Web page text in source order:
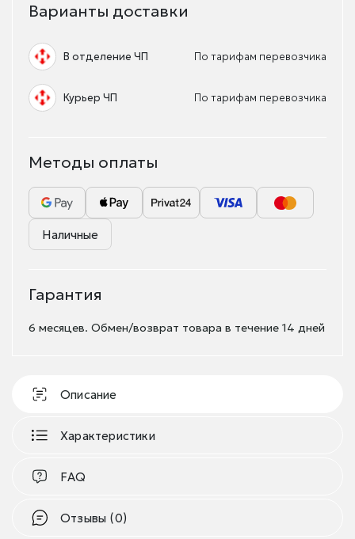
Варианты доставки
В отделение ЧП По тарифам перевозчика
Курьер ЧП По тарифам перевозчика
Методы оплаты
Наличные
Гарантия
6 месяцев. Обмен/возврат товара в течение 14 дней
Описание
Характеристики
FAQ
Отзывы (0)